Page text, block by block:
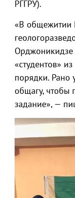
РГГРУ).
«В общежитии
«студентов»
порядки. Рано
общагу, чтобы
задание», —